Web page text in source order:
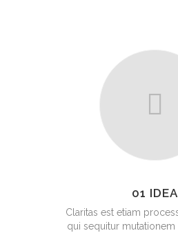
01 IDEA
Claritas est etiam
qui sequitur